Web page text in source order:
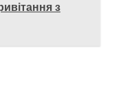
з